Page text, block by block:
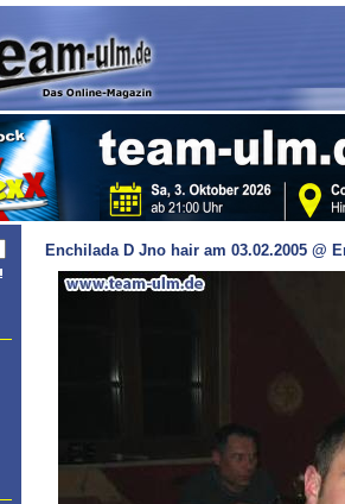
Enchilada D Jno hair am 03.02.2005 @